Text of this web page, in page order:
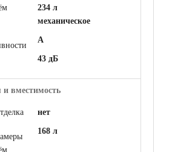
234 л
механическое
A
43 дБ
и вместимость
нет
168 л